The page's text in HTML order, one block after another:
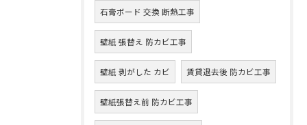
石膏ボード 交換 断熱工事
壁紙 張替え 防カビ工事
壁紙 剥がした カビ 賃貸退去後 防カビ工事
壁紙張替え前 防カビ工事